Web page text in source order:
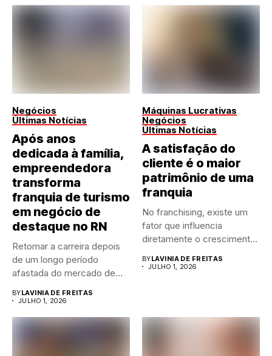
Negócios
Últimas Notícias
Após anos
dedicada à família,
empreendedora
transforma
franquia de turismo
em negócio de
destaque no RN
Retomar a carreira depois
de um longo período
afastada do mercado de...
BYLAVINIA DE FREITAS
JULHO 1, 2026
Máquinas Lucrativas
Negócios
Últimas Notícias
A satisfação do
cliente é o maior
patrimônio de uma
franquia
No franchising, existe um
fator que influencia
diretamente o crescimento
BYLAVINIA DE FREITAS
JULHO 1, 2026